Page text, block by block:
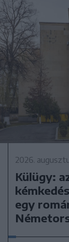
2026.
Külügy:
egy